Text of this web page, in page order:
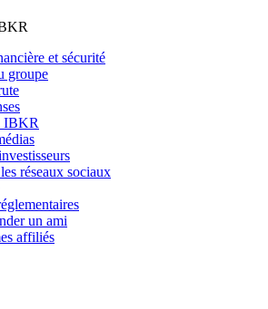
et sécurité
groupe
IBKR
réseaux sociaux
un ami
affiliés